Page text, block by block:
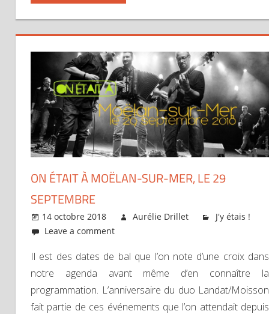
ON ÉTAIT À MOËLAN-SUR-MER, LE 29
SEPTEMBRE
14 octobre 2018 Aurélie Drillet
J'y étais !
Leave a comment
Il est des dates de bal que l’on note d’une croix dans
notre agenda avant même d’en connaître la
programmation. L’anniversaire du duo Landat/Moisson
fait partie de ces événements que l’on attendait depuis